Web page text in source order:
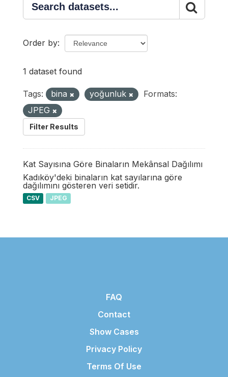
Order by
1 dataset found
Tags: bina yoğunluk
Formats:
JPEG
Filter Results
Kat Sayısına Göre Binaların Mekânsal Dağılımı
Kadıköy'deki binaların kat sayılarına göre
dağılımını gösteren veri setidir.
CSV JPEG
FAQ
Contact
Show Cases
Privacy Policy
Terms Of Use